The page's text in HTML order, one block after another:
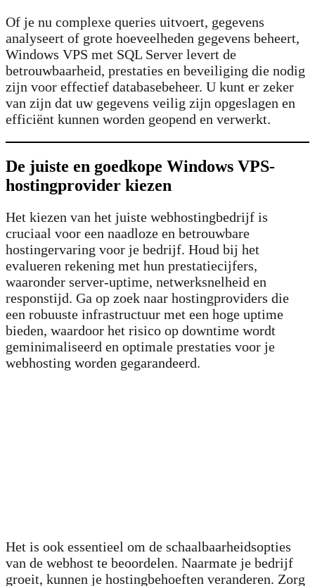
Of je nu complexe queries uitvoert, gegevens
analyseert of grote hoeveelheden gegevens beheert,
Windows VPS met SQL Server levert de
betrouwbaarheid, prestaties en beveiliging die nodig
zijn voor effectief databasebeheer. U kunt er zeker
van zijn dat uw gegevens veilig zijn opgeslagen en
efficiënt kunnen worden geopend en verwerkt.
De juiste en goedkope Windows VPS-
hostingprovider kiezen
Het kiezen van het juiste webhostingbedrijf is
cruciaal voor een naadloze en betrouwbare
hostingervaring voor je bedrijf. Houd bij het
evalueren rekening met hun prestatiecijfers,
waaronder server-uptime, netwerksnelheid en
responstijd. Ga op zoek naar hostingproviders die
een robuuste infrastructuur met een hoge uptime
bieden, waardoor het risico op downtime wordt
geminimaliseerd en optimale prestaties voor je
webhosting worden gegarandeerd.
Het is ook essentieel om de schaalbaarheidsopties
van de webhost te beoordelen. Naarmate je bedrijf
groeit, kunnen je hostingbehoeften veranderen. Zorg